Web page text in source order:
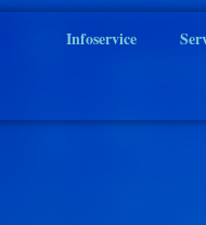
Infoservice